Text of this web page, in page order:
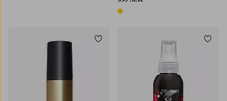
1 färg
Lägg till i favoriter